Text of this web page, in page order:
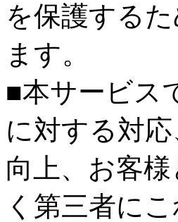
を保護する
ます。
■本サービス
に対する対
向上、お客
く第三者に